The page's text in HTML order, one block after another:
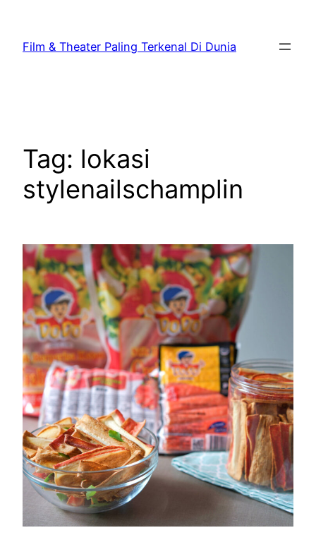
konten
Film & Theater Paling Terkenal Di Dunia
Tag: lokasi
stylenailschamplin